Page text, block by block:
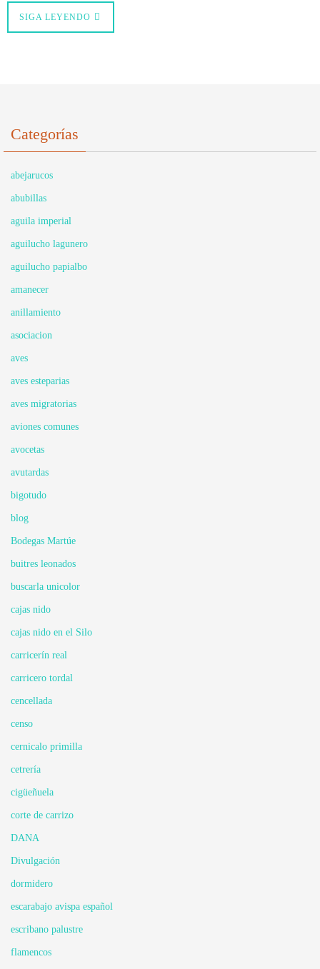
SIGA LEYENDO
Categorías
abejarucos
abubillas
aguila imperial
aguilucho lagunero
aguilucho papialbo
amanecer
anillamiento
asociacion
aves
aves esteparias
aves migratorias
aviones comunes
avocetas
avutardas
bigotudo
blog
Bodegas Martúe
buitres leonados
buscarla unicolor
cajas nido
cajas nido en el Silo
carricerín real
carricero tordal
cencellada
censo
cernicalo primilla
cetrería
cigüeñuela
corte de carrizo
DANA
Divulgación
dormidero
escarabajo avispa español
escribano palustre
flamencos